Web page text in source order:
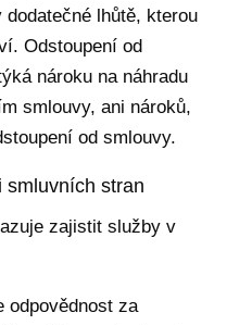
dodatečné lhůtě, kterou
Odstoupení od
nároku na náhradu
smlouvy, ani nároků,
od smlouvy.
smluvních stran
zajistit služby v
odpovědnost za